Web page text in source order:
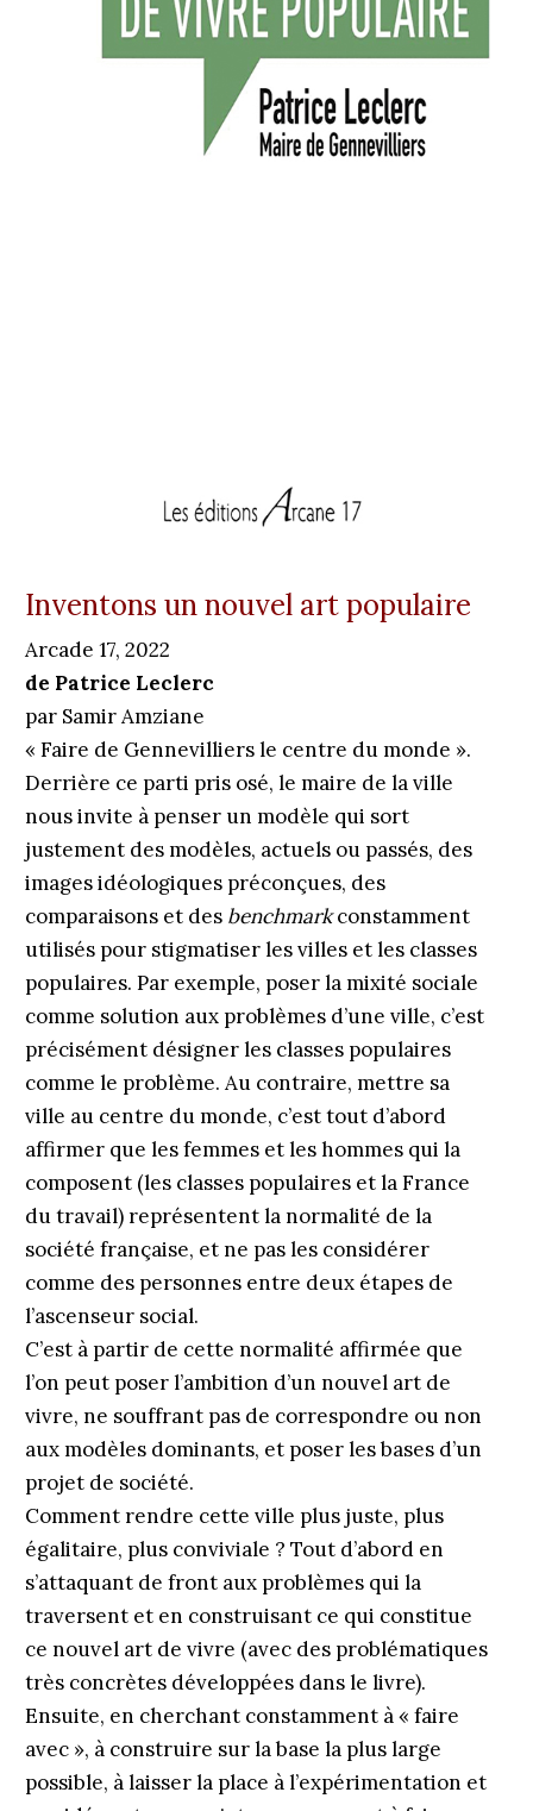
Inventons un nouvel art populaire
Arcade 17, 2022
de Patrice Leclerc
par Samir Amziane
« Faire de Gennevilliers le centre du monde ».
Derrière ce parti pris osé, le maire de la ville
nous invite à penser un modèle qui sort
justement des modèles, actuels ou passés, des
images idéologiques préconçues, des
comparaisons et des benchmarkconstamment
utilisés pour stigmatiser les villes et les classes
populaires. Par exemple, poser la mixité sociale
comme solution aux problèmes d’une ville, c’est
précisément désigner les classes populaires
comme le problème. Au contraire, mettre sa
ville au centre du monde, c’est tout d’abord
affirmer que les femmes et les hommes qui la
composent (les classes populaires et la France
du travail) représentent la normalité de la
société française, et ne pas les considérer
comme des personnes entre deux étapes de
l’ascenseur social.
C’est à partir de cette normalité affirmée que
l’on peut poser l’ambition d’un nouvel art de
vivre, ne souffrant pas de correspondre ou non
aux modèles dominants, et poser les bases d’un
projet de société.
Comment rendre cette ville plus juste, plus
égalitaire, plus conviviale ? Tout d’abord en
s’attaquant de front aux problèmes qui la
traversent et en construisant ce qui constitue
ce nouvel art de vivre (avec des problématiques
très concrètes développées dans le livre).
Ensuite, en cherchant constamment à « faire
avec », à construire sur la base la plus large
possible, à laisser la place à l’expérimentation et